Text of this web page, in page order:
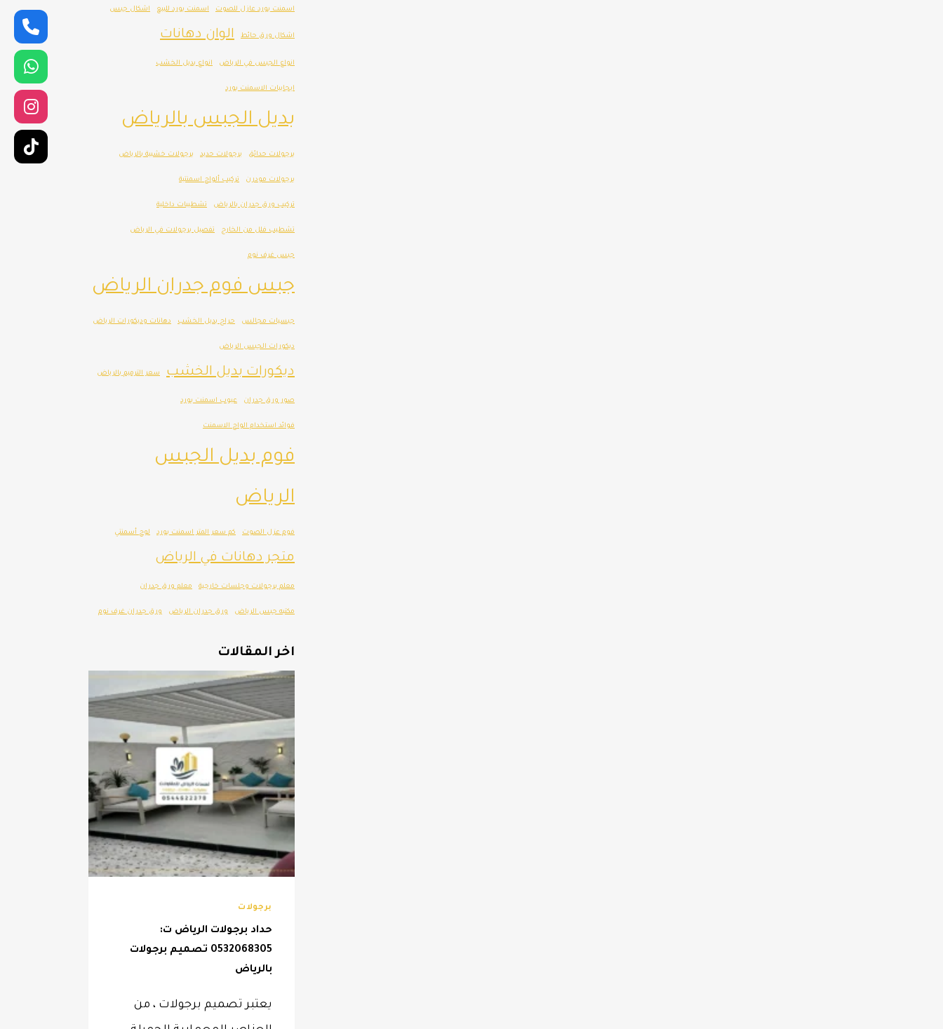
اسمنت بورد عازل للصوت اسمنت بورد للبيع اشكال جبس
اشكال ورق حائط الوان دهانات
انواع الجبس في الرياض انواع بديل الخشب
ايجابيات الاسمنت بورد
بديل الجبس بالرياض
برجولات حدائق برجولات حديد برجولات خشبية بالرياض
برجولات مودرن تركيب ألواح اسمنتية
تركيب ورق جدران بالرياض تشطيبات داخلية
تشطيب فلل من الخارج تفصيل برجولات في الرياض
جبس غرف نوم
جبس فوم جدران الرياض
جبسيات مجالس حراج بديل الخشب دهانات وديكورات الرياض
ديكورات الجبس الرياض
ديكورات بديل الخشب سعر الترميم بالرياض
صور ورق جدران عيوب اسمنت بورد
فوائد استخدام الواح الاسمنت
فوم بديل الجبس
الرياض
فوم عزل الصوت كم سعر المتر اسمنت بورد لوح أسمنتي
متجر دهانات في الرياض
معلم برجولات وجلسات خارجية معلم ورق جدران
مكتبه جبس الرياض ورق جدران الرياض ورق جدران غرف نوم
اخر المقالات
برجولات
حداد برجولات الرياض ت:
0532068305 تصميم برجولات
بالرياض
يعتبر تصميم برجولات ، من